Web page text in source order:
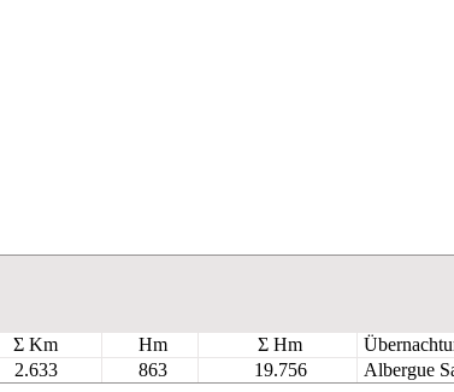
Σ Km Hm Σ Hm
2.633 863 19.756 Albergue